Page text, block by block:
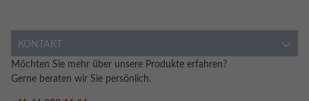
KONTAKT
Möchten Sie mehr über unsere Produkte erfahren?
Gerne beraten wir Sie persönlich.